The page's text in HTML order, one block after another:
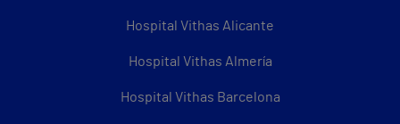
Hospital Vithas Alicante
Hospital Vithas Almería
Hospital Vithas Barcelona